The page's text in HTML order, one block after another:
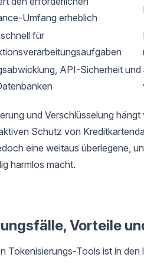
Umfang erheblich
für
API-Sicherheit und
und Verschlüsselung
Schutz von
eine weitaus überlegene,
harmlos macht.
Vorteile
Tokenisierungs-Tools ist in